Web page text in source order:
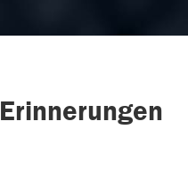
Erinnerungen